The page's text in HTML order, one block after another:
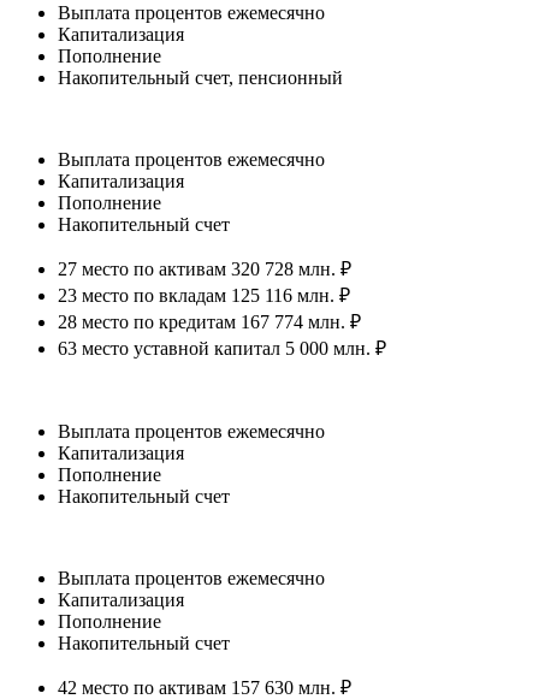
Выплата процентов ежемесячно
Капитализация
Пополнение
Накопительный счет, пенсионный
Выплата процентов ежемесячно
Капитализация
Пополнение
Накопительный счет
27 место по активам 320 728 млн. ₽
23 место по вкладам 125 116 млн. ₽
28 место по кредитам 167 774 млн. ₽
63 место уставной капитал 5 000 млн. ₽
Выплата процентов ежемесячно
Капитализация
Пополнение
Накопительный счет
Выплата процентов ежемесячно
Капитализация
Пополнение
Накопительный счет
42 место по активам 157 630 млн. ₽